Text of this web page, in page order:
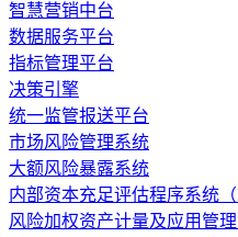
智慧营销中台
数据服务平台
指标管理平台
决策引擎
统一监管报送平台
市场风险管理系统
大额风险暴露系统
内部资本充足评估程序系统（
风险加权资产计量及应用管理